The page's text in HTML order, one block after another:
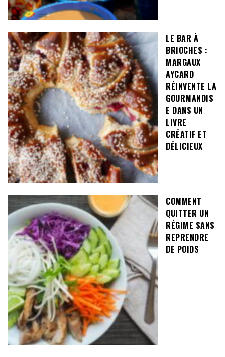
LE BAR À
BRIOCHES :
MARGAUX
AYCARD
RÉINVENTE LA
GOURMANDIS
E DANS UN
LIVRE
CRÉATIF ET
DÉLICIEUX
COMMENT
QUITTER UN
RÉGIME SANS
REPRENDRE
DE POIDS